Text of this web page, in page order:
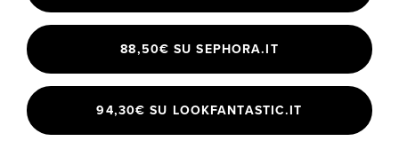
88,50€ SU SEPHORA.IT
94,30€ SU LOOKFANTASTIC.IT